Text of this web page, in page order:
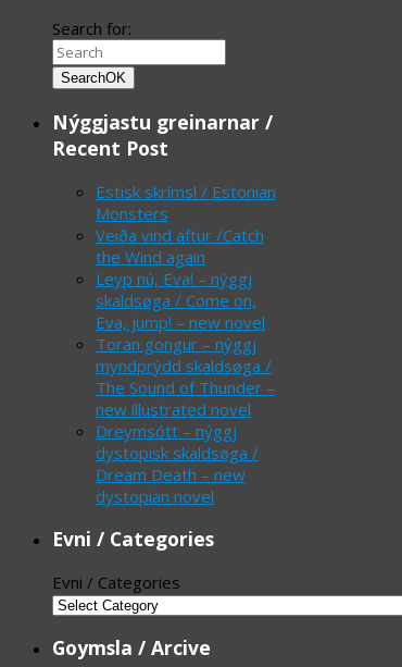
Search for:
SearchOK
Nýggjastu greinarnar /
Recent Post
Estisk skrímsl / Estonian
Monsters
Veiða vind aftur /Catch
the Wind again
Leyp nú, Eva! – nýggj
skaldsøga / Come on,
Eva, jump! – new novel
Toran gongur – nýggj
myndprýdd skaldsøga /
The Sound of Thunder –
new illustrated novel
Dreymsótt – nýggj
dystopisk skaldsøga /
Dream Death – new
dystopian novel
Evni / Categories
Evni / Categories
Goymsla / Arcive